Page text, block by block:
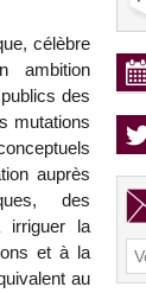
célèbre
ambition
des
mutations
auprès
des
irriguer la
et à la
au